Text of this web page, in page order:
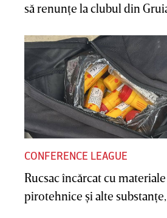
să renunţe la clubul din
CONFERENCE LEAGUE
Rucsac încărcat cu materiale
pirotehnice şi alte substanţe,